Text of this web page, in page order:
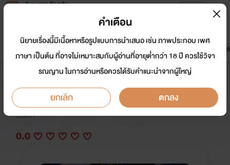
Tunwalai ธัญวลัย
หน้าแรก นิยาย อีบุ๊ก การ์ตูน
มาใหม่
ดรีมแชท ธัญลิสต์
กระแทกรัก
นักเขียน: ณิการ์
อีโรติก
0.0
คำเตือน
นิยายเรื่องนี้มีเนื้อหาหรือรูปแบบการนำเสนอ เช่น ภาพประกอบ เพศ
ภาษา เป็นต้น ที่อาจไม่เหมาะสมกับผู้อ่านที่อายุต่ำกว่า 18 ปี ควรใช้วิจา
รณญาน ในการอ่านหรือควรได้รับคำแนะนำจากผู้ใหญ่
ยกเลิก ตกลง